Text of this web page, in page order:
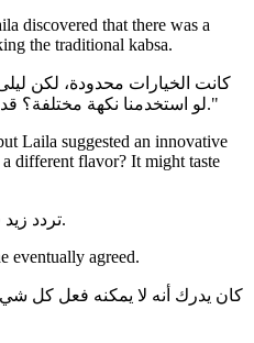
discovered that there was a
the traditional kabsa.
كانت الخيارات محدودة، لكن
لو استخدمنا نكهة مختلفة؟ قد يكون طعمها جديدًا ومميزًا."
Laila suggested an innovative
different flavor? It might taste
تردد زيد قليلاً، لكنه وافق في النهاية.
eventually agreed.
كان يدرك أنه لا يمكنه فعل كل